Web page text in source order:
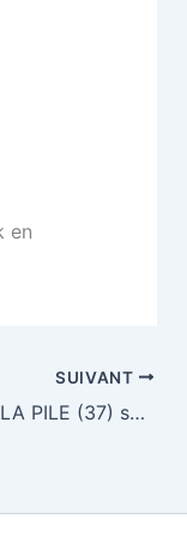
en
SUIVANT
Loto CINQ MARS LA PILE (37) samedi 17 mars 2012